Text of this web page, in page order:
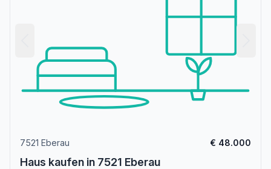
7521 Eberau € 48.000
Haus kaufen in 7521 Eberau